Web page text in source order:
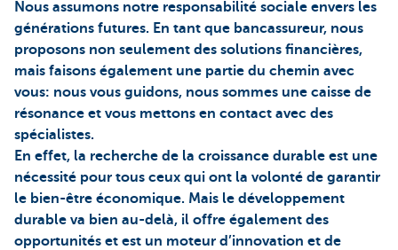
Nous assumons notre responsabilité sociale envers les
générations futures. En tant que bancassureur, nous
proposons non seulement des solutions financières,
mais faisons également une partie du chemin avec
vous: nous vous guidons, nous sommes une caisse de
résonance et vous mettons en contact avec des
spécialistes.
En effet, la recherche de la croissance durable est une
nécessité pour tous ceux qui ont la volonté de garantir
le bien-être économique. Mais le développement
durable va bien au-delà, il offre également des
opportunités et est un moteur d’innovation et de